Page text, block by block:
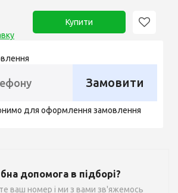
Купити
Замовити
для оформлення замовлення
допомога в підборі?
ваш номер і ми з вами зв'яжемось